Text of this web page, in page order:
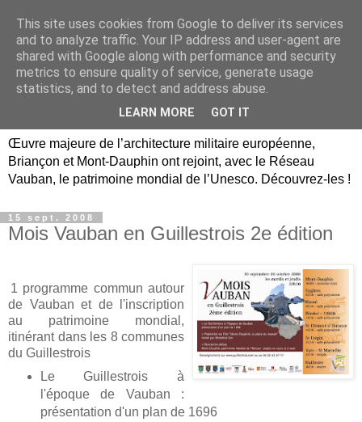
Briançon, Mont-Dauphin,
Vauban Unesco Hautes-
Œuvre majeure de l’architecture militaire européenne,
Briançon et Mont-Dauphin ont rejoint, avec le Réseau
Vauban, le patrimoine mondial de l’Unesco. Découvrez-les !
15 sept. 2008
Mois Vauban en Guillestrois 2e édition
1 programme commun autour
de Vauban et de l'inscription
au patrimoine mondial,
itinérant dans les 8 communes
du Guillestrois
Le Guillestrois à
l'époque de Vauban :
présentation d'un plan de 1696
This site uses cookies from Google to deliver its services
and to analyze traffic. Your IP address and user-agent are
shared with Google along with performance and security
metrics to ensure quality of service, generate usage
statistics, and to detect and address abuse.
LEARN MORE GOT IT